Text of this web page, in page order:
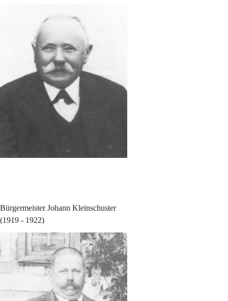
Bürgermeister Johann Kleinschuster
(1919 - 1922)